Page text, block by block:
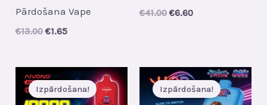
Pārdošana Vape
€13.00 Original
€13.00.
€1.65Current
€1.65.
€41.00 Original
€6.60Current
Izpārdošana! Izpārdošana!